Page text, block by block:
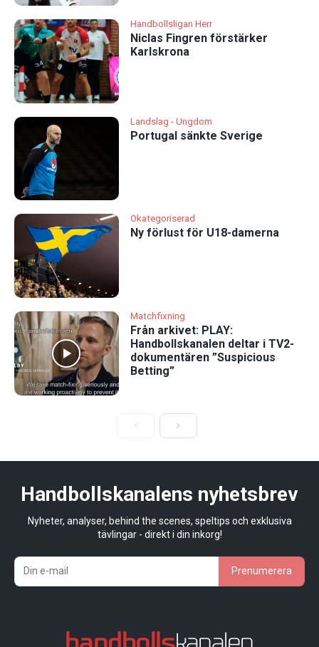
Handbollsligan Herr
Niclas Fingren förstärker
Karlskrona
Landslag - Ungdom
Portugal sänkte Sverige
Okategoriserad
Ny förlust för U18-damerna
Matchfixning
Från arkivet: PLAY:
Handbollskanalen deltar i TV2-
dokumentären ”Suspicious
Betting”
Handbollskanalens nyhetsbrev
Nyheter, analyser, behind the scenes, speltips och exklusiva
tävlingar - direkt i din inkorg!
Prenumerera